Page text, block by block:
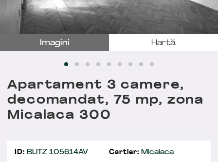
Imagini Hartă
Apartament 3 camere,
decomandat, 75 mp, zona
Micalaca 300
ID: BLITZ 105614AV Cartier: Micalaca